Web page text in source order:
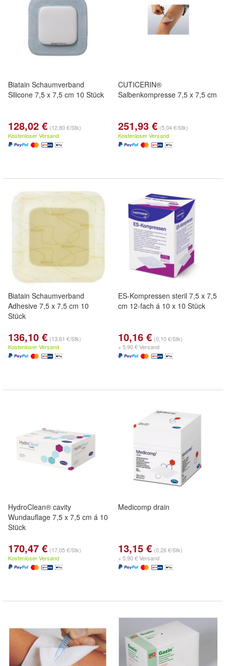
Biatain Schaumverband
Silicone 7,5 x 7,5 cm 10 Stück
128,02 € (12,80 €/Stk)
Kostenloser Versand
CUTICERIN®
Salbenkompresse 7,5 x 7,5 cm
251,93 € (5,04 €/Stk)
Kostenloser Versand
Biatain Schaumverband
Adhesive 7,5 x 7,5 cm 10
Stück
136,10 € (13,61 €/Stk)
Kostenloser Versand
ES-Kompressen steril 7,5 x 7,5
cm 12-fach á 10 x 10 Stück
10,16 € (0,10 €/Stk)
+ 5,90 € Versand
HydroClean® cavity
Wundauflage 7,5 x 7,5 cm á 10
Stück
170,47 € (17,05 €/Stk)
Kostenloser Versand
Medicomp drain
13,15 € (0,26 €/Stk)
+ 5,90 € Versand